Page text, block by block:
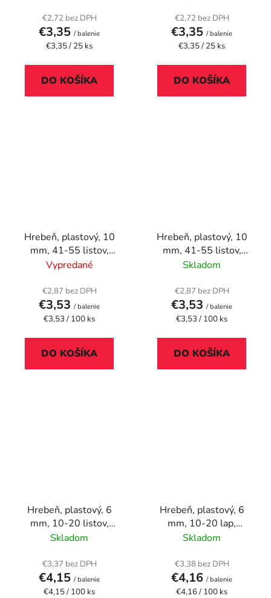
€2,72 bez DPH
€3,35 / balenie
Jednotková
€3,35 / 25 ks
DO KOŠÍKA
€2,72 bez DPH
€3,35 / balenie
Jednotková
€3,35 / 25 ks
DO KOŠÍKA
Hrebeň, plastový, 10
mm, 41-55 listov,
VICTORIA OFFICE, biely
Vypredané
€2,87 bez DPH
€3,53 / balenie
Jednotková
€3,53 / 100 ks
DO KOŠÍKA
Hrebeň, plastový, 10
mm, 41-55 listov,
VICTORIA OFFICE,
Skladom
€2,87 bez DPH
€3,53 / balenie
Jednotková
€3,53 / 100 ks
DO KOŠÍKA
Hrebeň, plastový, 6
mm, 10-20 listov,
FELLOWES, 100 ks,
Skladom
€3,37 bez DPH
€4,15 / balenie
Jednotková
€4,15 / 100 ks
Hrebeň, plastový, 6
mm, 10-20 lap,
FELLOWES, 100 ks,
Skladom
€3,38 bez DPH
€4,16 / balenie
Jednotková
€4,16 / 100 ks